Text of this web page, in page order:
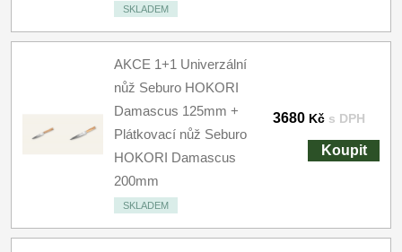
SKLADEM
AKCE 1+1 Univerzální
nůž Seburo HOKORI
Damascus 125mm +
Plátkovací nůž Seburo
HOKORI Damascus
200mm
SKLADEM
3680 Kč s DPH
Koupit